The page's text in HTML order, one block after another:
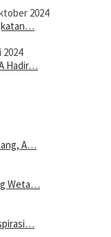
2024
2024
Hadir…
A…
Weta…